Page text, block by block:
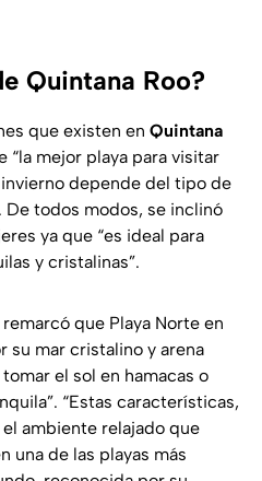
Quintana Roo?
que existen en Quintana
“la mejor playa para visitar
depende del tipo de
De todos modos, se inclinó
ya que “es ideal para
y cristalinas”.
remarcó que Playa Norte en
su mar cristalino y arena
el sol en hamacas o
“Estas características,
ambiente relajado que
una de las playas más